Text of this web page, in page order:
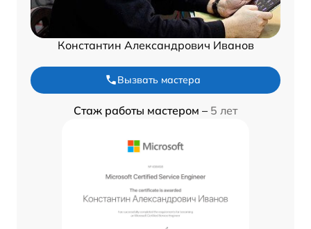
Константин Александрович Иванов
Вызвать мастера
Стаж работы мастером – 5 лет